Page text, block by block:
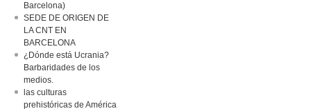
Barcelona)
SEDE DE ORIGEN DE
LA CNT EN
BARCELONA
¿Dónde está Ucrania?
Barbaridades de los
medios.
las culturas
prehistóricas de América